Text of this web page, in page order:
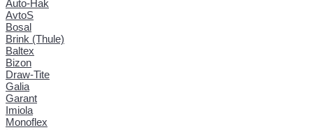
Auto-Hak
AvtoS
Bosal
Brink (Thule)
Baltex
Bizon
Draw-Tite
Galia
Garant
Imiola
Monoflex